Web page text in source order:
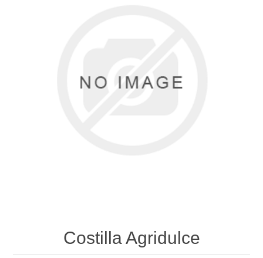
Costilla Agridulce